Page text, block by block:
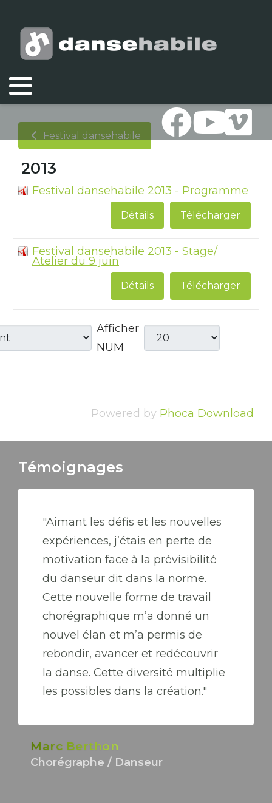
Vous êtes ici :
Documents
Festival dansehabile
2013
Festival dansehabile 2013 - Programme
Télécharger
Détails
Festival dansehabile 2013 - Stage/
Atelier du 9 juin
Télécharger
Détails
Afficher
NUM
Powered by Phoca Download
Témoignages
"Aimant les défis et les nouvelles
expériences, j’étais en perte de
motivation face à la prévisibilité
du danseur dit dans la norme.
Cette nouvelle forme de travail
chorégraphique m’a donné un
nouvel élan et m’a permis de
rebondir, avancer et redécouvrir
la danse. Cette diversité multiplie
les possibles dans la création."
Marc Berthon
Chorégraphe / Danseur